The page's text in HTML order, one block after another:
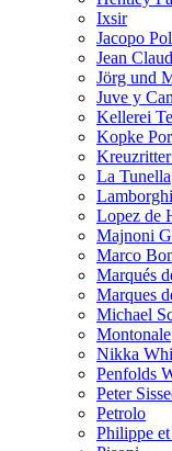
Ixsir
Jacopo
Jean
Jörg und
Juve y
Kellerei
Kopke
La Tunella
Lopez de
Majnoni
Marco
Marqués
Marques
Michael
Montonale
Nikka
Penfolds
Peter
Petrolo
Philippe